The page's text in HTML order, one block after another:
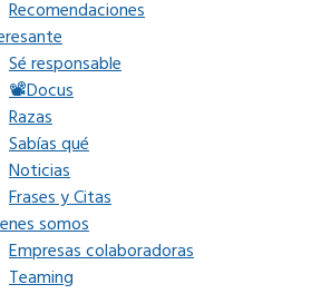
Recomendaciones
Sé responsable
📽Docus
Razas
Sabías qué
Noticias
Frases y Citas
somos
Empresas colaboradoras
Teaming